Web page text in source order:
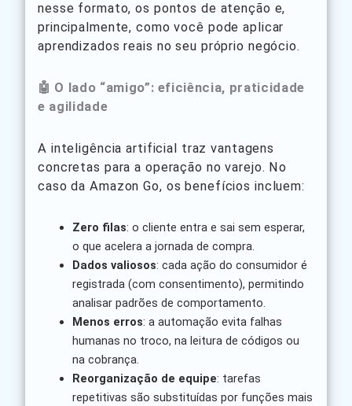
nesse formato, os pontos de atenção e,
principalmente, como você pode aplicar
aprendizados reais no seu próprio negócio.
🤖 O lado “amigo”: eficiência, praticidade
e agilidade
A inteligência artificial traz vantagens
concretas para a operação no varejo. No
caso da Amazon Go, os benefícios incluem:
Zero filas: o cliente entra e sai sem esperar,
o que acelera a jornada de compra.
Dados valiosos: cada ação do consumidor é
registrada (com consentimento), permitindo
analisar padrões de comportamento.
Menos erros: a automação evita falhas
humanas no troco, na leitura de códigos ou
na cobrança.
Reorganização de equipe: tarefas
repetitivas são substituídas por funções mais